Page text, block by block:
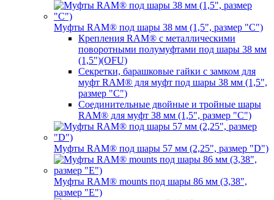
Муфты RAM® под шары 38 мм (1,5", размер "C")
Крепления RAM® с металлическими
поворотными полумуфтами под шары 38 мм
(1,5")(OFU)
Секретки, барашковые гайки с замком для
муфт RAM® для муфт под шары 38 мм (1,5",
размер "C")
Соединительные двойные и тройные шары
RAM® для муфт 38 мм (1,5", размер "C")
Муфты RAM® под шары 57 мм (2,25", размер "D")
Муфты RAM® mounts под шары 86 мм (3,38",
размер "E")